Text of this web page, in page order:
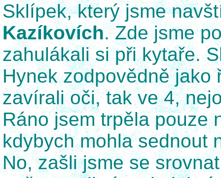
Sklípek, který jsme
Kazíkovích. Zde jsme
zahulákali si při kytaře.
Hynek zodpovědně jako
zavírali oči, tak ve 4,
Ráno jsem trpěla pouze
kdybych mohla sednout
No, zašli jsme se